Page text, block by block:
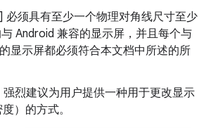
必须具有至少一个物理对角线尺寸至少
Android 兼容的显示屏，并且每个与
显示屏都必须符合本文档中所述的所
强烈建议为用户提供一种用于更改显示
）的方式。